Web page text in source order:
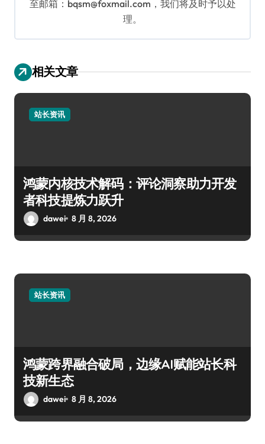
至邮箱：bqsm@foxmail.com，我们将及时予以处
理。
相关文章
站长资讯
鸿蒙内核技术解码：评论洞察助力开发
者科技提炼力跃升
dawei 8 月 8, 2026
站长资讯
鸿蒙跨界融合破局，边缘AI赋能站长科
技新生态
dawei 8 月 8, 2026